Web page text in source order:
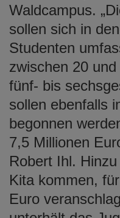
Waldcampus.
sollen sich in
Studenten
zwischen 20
fünf- bis
sollen ebenfalls
begonnen
7,5 Millionen
Robert Ihl.
Kita kommen,
Euro